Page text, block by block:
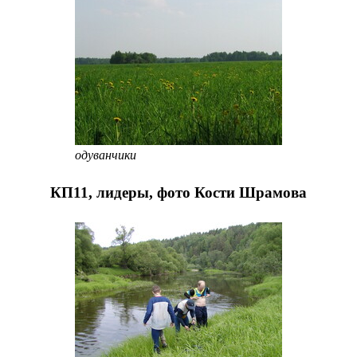
одуванчики
КП11, лидеры, фото Кости Шрамова